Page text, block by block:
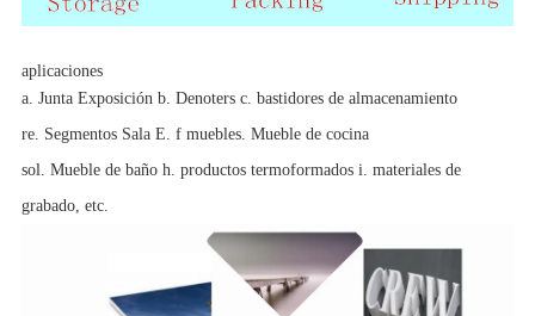
aplicaciones
a. Junta Exposición b. Denoters c. bastidores de almacenamiento
re. Segmentos Sala E. f muebles. Mueble de cocina
sol. Mueble de baño h. productos termoformados i. materiales de
grabado, etc.